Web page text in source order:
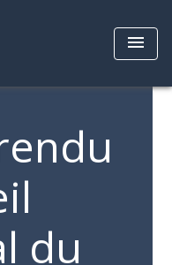
menu
du